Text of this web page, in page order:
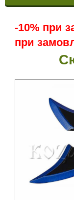
-10% при
при